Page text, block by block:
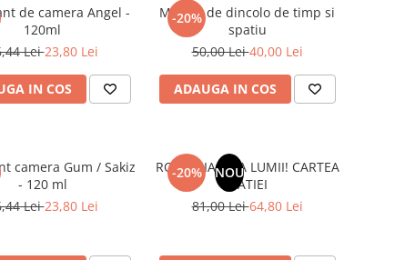
de camera Angel -
120ml
Lei23,80 Lei
IN COS
-20%
Mesaje de dincolo de timp si
spatiu
50,00 Lei40,00 Lei
ADAUGA IN COS
camera Gum / Sakiz
- 120 ml
Lei23,80 Lei
-20% NOU
ROMANIA, AXA LUMII! CARTEA
NATIEI
81,00 Lei64,80 Lei